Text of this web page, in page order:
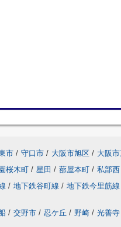
市 / 守口市 / 大阪市旭区 / 大阪
桜木町 / 星田 / 蔀屋本町 / 私部西
/ 地下鉄谷町線 / 地下鉄今里筋線
/ 交野市 / 忍ケ丘 / 野崎 / 光善寺